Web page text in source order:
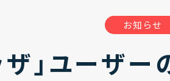
お知らせ
ザ」ユーザ